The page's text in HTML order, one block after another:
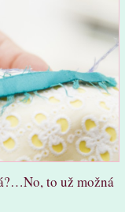
to už možná